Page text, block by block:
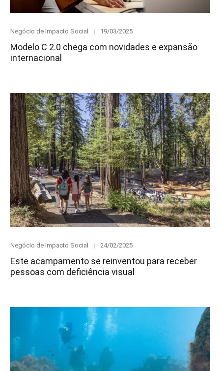
Category
Negócio de Impacto Social
Posted
19/03/2025
Modelo C 2.0 chega com novidades e expansão
internacional
Category
Negócio de Impacto Social
Posted
24/02/2025
Este acampamento se reinventou para receber
pessoas com deficiência visual